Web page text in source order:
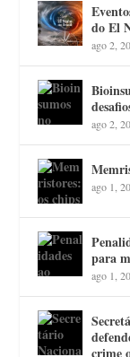
do El
ago 2,
ago 2,
ago 1,
para
ago 1,
crime